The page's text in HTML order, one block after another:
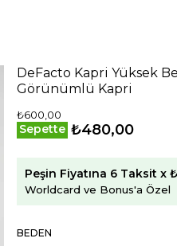
DeFacto Kapri Yüksek
Görünümlü Kapri
₺600,00
Sepette ₺480,00
Peşin Fiyatına 6 Taksit x
Worldcard ve Bonus'a Özel
BEDEN